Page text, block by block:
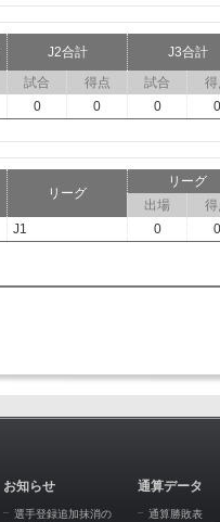
J2合計
J3合計
試合 得点 試合
得
0 0 0 0
リーグ
リーグ
出場
得
J1 0 0
お知らせ
選手登録追加抹消の
通算データ
通算勝敗表